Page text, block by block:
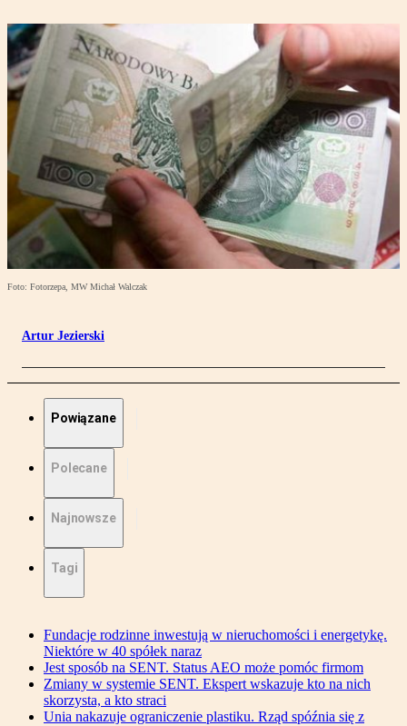
Foto: Fotorzepa, MW Michał Walczak
Artur Jezierski
Powiązane
Polecane
Najnowsze
Tagi
Fundacje rodzinne inwestują w nieruchomości i energetykę.
Niektóre w 40 spółek naraz
Jest sposób na SENT. Status AEO może pomóc firmom
Zmiany w systemie SENT. Ekspert wskazuje kto na nich
skorzysta, a kto straci
Unia nakazuje ograniczenie plastiku. Rząd spóźnia się z